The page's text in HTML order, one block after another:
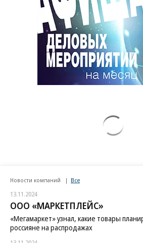
Новости компаний Все
13.11.2024
ООО «МАРКЕТПЛЕЙС»
«Мегамаркет» узнал, какие товары
россияне на распродажах